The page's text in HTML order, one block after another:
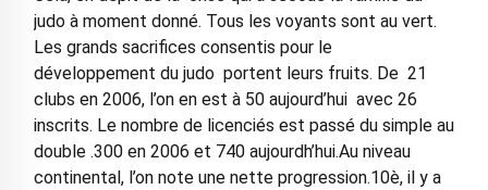
judo à moment donné. Tous les voyants sont au vert.
Les grands sacrifices consentis pour le
développement du judo portent leurs fruits. De 21
clubs en 2006, l’on en est à 50 aujourd’hui avec 26
inscrits. Le nombre de licenciés est passé du simple au
double .300 en 2006 et 740 aujourdh’hui.Au niveau
continental, l’on note une nette progression.10è, il y a